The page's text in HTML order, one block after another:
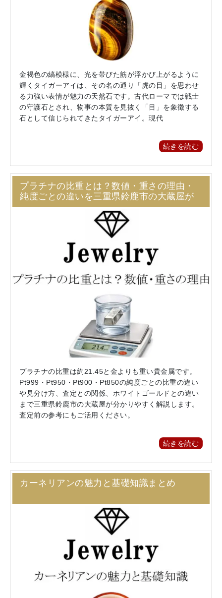
金褐色の縞模様に、光を帯びた筋が浮かび上がるように
輝くタイガーアイは、その名の通り「虎の目」を思わせ
る力強い表情が魅力の天然石です。古代ローマでは戦士
の守護石とされ、物事の本質を見抜く「目」を象徴する
石として信じられてきたタイガーアイ。現代
続きを読む
プラチナの比重とは？数値・重さの理由・
純度ごとの違いを三重県鈴鹿市の大蔵屋が
解説
プラチナの比重は約21.45と金よりも重い貴金属です。
Pt999・Pt950・Pt900・Pt850の純度ごとの比重の違い
や見分け方、査定との関係、ホワイトゴールドとの違い
まで三重県鈴鹿市の大蔵屋が分かりやすく解説します。
査定前の参考にもご活用ください。
続きを読む
カーネリアンの魅力と基礎知識まとめ